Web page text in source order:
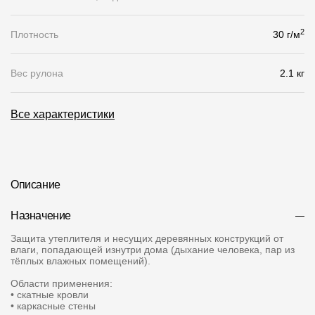
Фото объектов
Калькулятор
Цены
Компания
Плотность 30 г/м2
Вес рулона 2.1 кг
Все характеристики
Описание
Назначение
Защита утеплителя и несущих деревянных конструкций от
влаги, попадающей изнутри дома (дыхание человека, пар из
тёплых влажных помещений).
Области применения:
• скатные кровли
• каркасные стены